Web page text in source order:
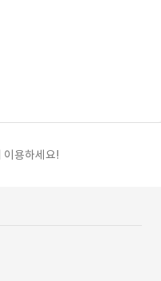
이용하세요!